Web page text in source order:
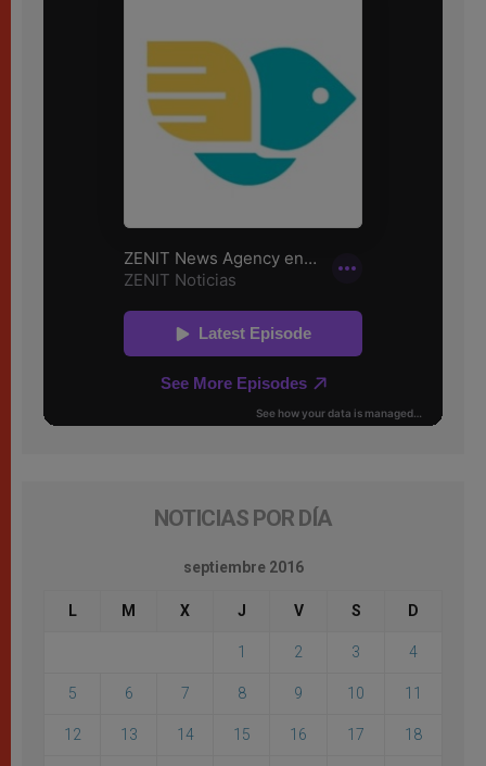
NOTICIAS POR DÍA
septiembre 2016
L M X J V S D
1 2 3 4
5 6 7 8 9 10 11
12 13 14 15 16 17 18